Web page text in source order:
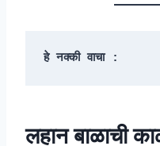
हे नक्की वाचा :
लहान बाळाची